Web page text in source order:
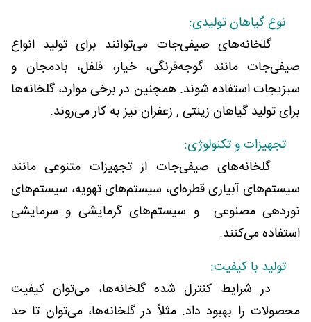
نوع گیاهان تولیدی:
گلخانه‌های صیفی‌جات می‌توانند برای تولید انواع
صیفی‌جات مانند گوجه‌فرنگی، خیار، فلفل، بادمجان و
سبزیجات استفاده شوند. همچنین در برخی موارد، گلخانه‌ها
برای تولید گیاهان زینتی , زعفران نیز به کار می‌روند.
تجهیزات و تکنولوژی:
گلخانه‌های صیفی‌جات از تجهیزات متنوعی مانند
سیستم‌های آبیاری قطره‌ای، سیستم‌های تهویه، سیستم‌های
نوردهی مصنوعی و سیستم‌های گرمایشی و سرمایشی
استفاده می‌کنند.
تولید با کیفیت:
در شرایط کنترل شده گلخانه‌ها، می‌توان کیفیت
محصولات را بهبود داد. مثلاً در گلخانه‌ها، می‌توان تا حد